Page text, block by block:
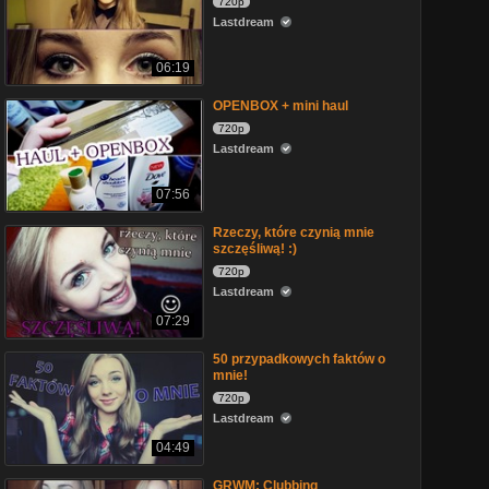
06:19
Lastdream
07:56
OPENBOX + mini haul
720p
Lastdream
07:29
Rzeczy, które czynią mnie
szczęśliwą! :)
720p
Lastdream
04:49
50 przypadkowych faktów o
mnie!
720p
Lastdream
GRWM: Clubbing